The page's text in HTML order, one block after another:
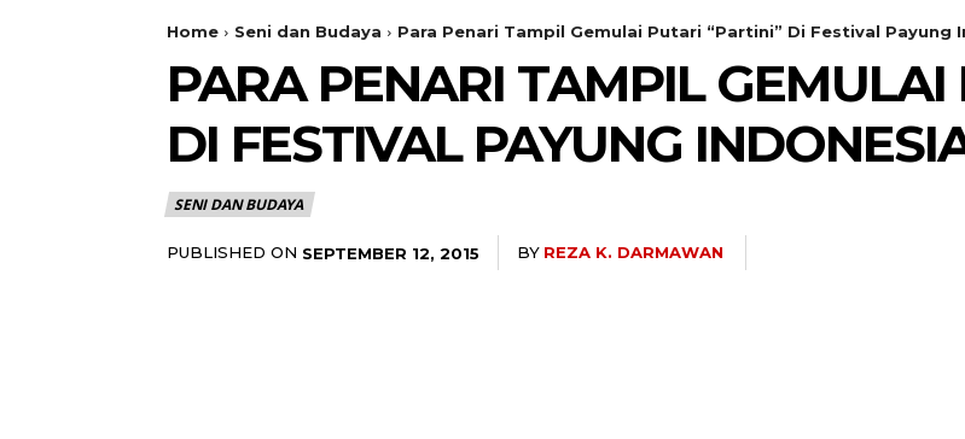
Home Seni dan Budaya Para Penari Tampil Gemulai Putari “Partini” Di Festival Payung
PARA PENARI TAMPIL GEMULAI
DI FESTIVAL PAYUNG
SENI DAN BUDAYA
PUBLISHED ON SEPTEMBER 12, 2015 BY REZA K. DARMAWAN